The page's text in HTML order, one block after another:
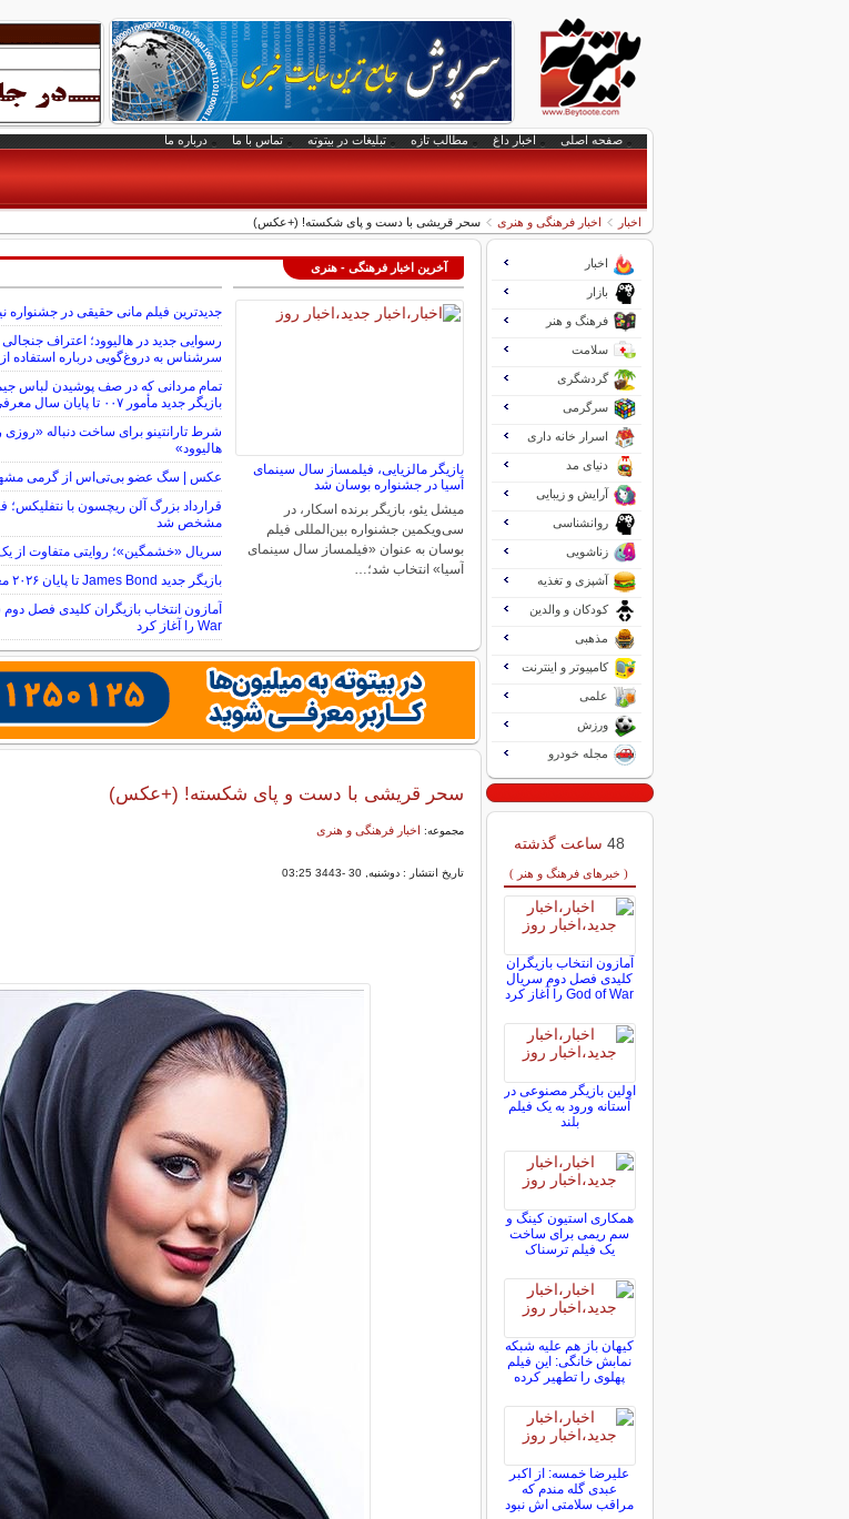
صفحه اصلی اخبار داغ مطالب تازه تبلیغات در بیتوته تماس با ما درباره ما
اخبار اخبار فرهنگی و هنری سحر قریشی با دست و پای شکسته! (+عکس)
آخرین اخبار فرهنگی - هنری
بازیگر مالزیایی، فیلمساز سال سینمای
آسیا در جشنواره بوسان شد
میشل یئو، بازیگر برنده اسکار، در
سی‌ویکمین جشنواره بین‌المللی فیلم
بوسان به عنوان «فیلمساز سال سینمای
آسیا» انتخاب شد؛…
جدیدترین فیلم مانی حقیقی در جشنواره
رسوایی جدید در هالیوود؛ اعتراف
سرشناس به دروغ‌گویی درباره
تمام مردانی که در صف پوشیدن لباس
بازیگر جدید مأمور ۰۰۷ تا پایان سال معرفی خواهد شد
شرط تارانتینو برای ساخت دنباله «روزی
هالیوود»
عکس | سگ عضو بی‌تی‌اس از گرمی
قرارداد بزرگ آلن ریچسون با نتفلیکس؛
مشخص شد
سریال «خشمگین»؛ روایتی متفاوت از
بازیگر جدید James Bond تا پایان ۲۰۲۶ معرفی می‌شود
War را آغاز کرد
سحر قریشی با دست و پای شکسته! (+عکس)
مجموعه: اخبار فرهنگی و هنری
تاریخ انتشار : دوشنبه, 30 -3443 03:25
اخبار
بازار
فرهنگ و هنر
سلامت
گردشگری
سرگرمی
اسرار خانه داری
دنیای مد
آرایش و زیبایی
روانشناسی
زناشویی
آشپزی و تغذیه
کودکان و والدین
مذهبی
کامپیوتر و اینترنت
علمی
ورزش
مجله خودرو
48 ساعت گذشته
( خبرهای فرهنگ و هنر )
آمازون انتخاب بازیگران
کلیدی فصل دوم سریال
God of War را آغاز کرد
اولین بازیگر مصنوعی در
آستانه ورود به یک فیلم
بلند
همکاری استیون کینگ و
سم ریمی برای ساخت
یک فیلم ترسناک
کیهان باز هم علیه شبکه
نمابش خانگی: این فیلم
پهلوی را تطهیر کرده
علیرضا خمسه: از اکبر
عبدی گله مندم که
مراقب سلامتی اش نبود